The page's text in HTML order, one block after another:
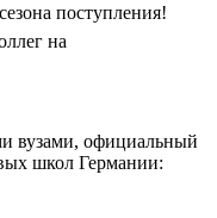
поступления!
на
вузами, официальный
школ Германии: